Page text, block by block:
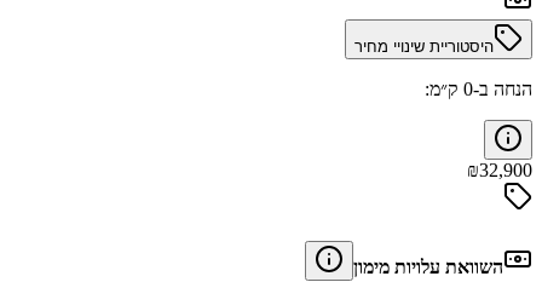
היסטוריית שינויי מחיר
הנחה ב-0 ק״מ:
₪32,900
השוואת עלויות מימון